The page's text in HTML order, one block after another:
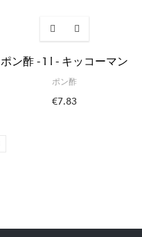
ポン酢 - 1 l - キッコーマン
ポン酢
€7.83